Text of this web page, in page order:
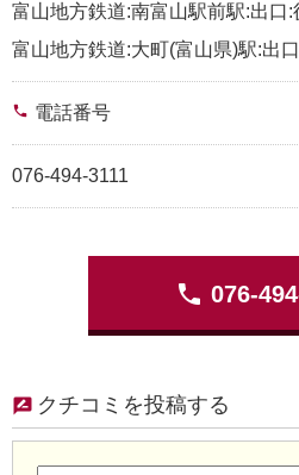
富山地方鉄道:南富山駅前駅:出口:
富山地方鉄道:大町(富山県)駅:出
phone 電話番号
076-494-3111
phone 076-
クチコミを投稿する